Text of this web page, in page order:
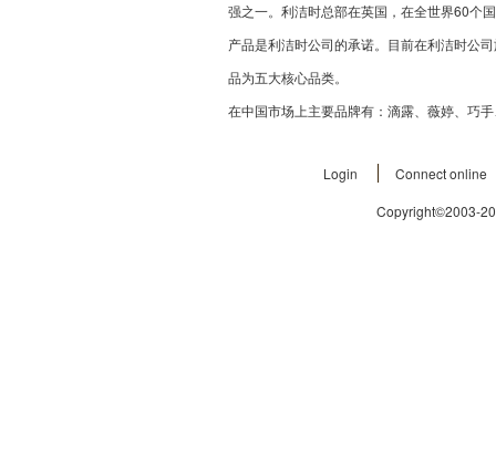
强之一。利洁时总部在英国，在全世界60个
产品是利洁时公司的承诺。目前在利洁时公
品为五大核心品类。
在中国市场上主要品牌有：滴露、薇婷、巧
Login
Connect online
Copyright©2003-